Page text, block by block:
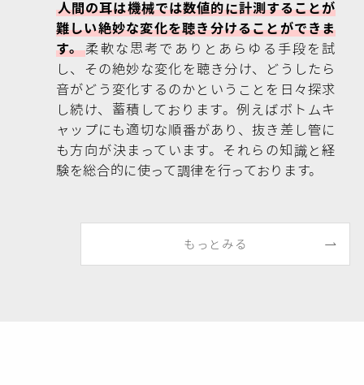
人間の耳は機械では数値的に計測することが
難しい絶妙な変化を聴き分けることができま
す。柔軟な思考でありとあらゆる手段を試
し、その絶妙な変化を聴き分け、どうしたら
音がどう変化するのかということを日々探求
し続け、蓄積しております。例えばボトムキ
ャップにも適切な順番があり、抜き差し管に
も方向が決まっています。それらの知識と経
験を総合的に使って調律を行っております。
もっとみる